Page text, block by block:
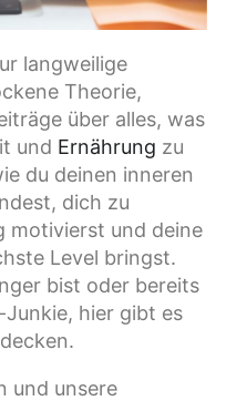
langweilige
Theorie,
über alles, was
und Ernährung zu
du deinen inneren
dich zu
motivierst und deine
Level bringst.
bist oder bereits
hier gibt es
und unsere